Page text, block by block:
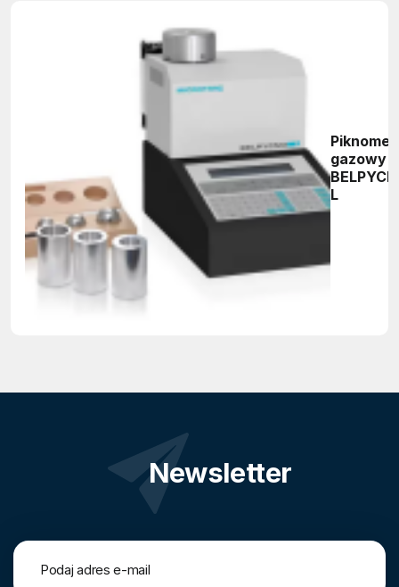
gazowy
L
Newsletter